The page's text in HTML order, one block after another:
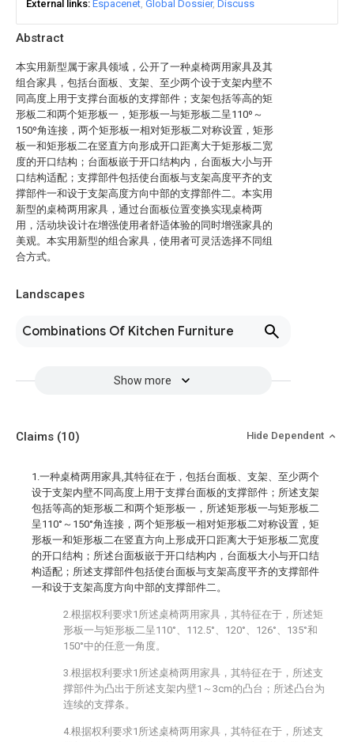
Abstract
本实用新型属于家具领域，公开了一种桌椅两用家具及其
组合家具，包括台面板、支架、至少两个设于支架内壁不
同高度上用于支撑台面板的支撑部件；支架包括等高的矩
形板二和两个矩形板一，矩形板一与矩形板二呈110º～
150º角连接，两个矩形板一相对矩形板二对称设置，矩形
板一和矩形板二在竖直方向形成开口距离大于矩形板二宽
度的开口结构；台面板嵌于开口结构内，台面板大小与开
口结构适配；支撑部件包括使台面板与支架高度平齐的支
撑部件一和设于支架高度方向中部的支撑部件二。本实用
新型的桌椅两用家具，通过台面板位置变换实现桌椅两
用，活动块设计在增强使用者舒适体验的同时增强家具的
美观。本实用新型的组合家具，使用者可灵活选择不同组
合方式。
Landscapes
Combinations Of Kitchen Furniture
Show more
External links Espacenet Global Dossier Discuss
Claims (10) Hide Dependent
1.一种桌椅两用家具,其特征在于，包括台面板、支架、至少两个
设于支架内壁不同高度上用于支撑台面板的支撑部件；所述支架
包括等高的矩形板二和两个矩形板一，所述矩形板一与矩形板二
呈110°～150°角连接，两个矩形板一相对矩形板二对称设置，矩
形板一和矩形板二在竖直方向上形成开口距离大于矩形板二宽度
的开口结构；所述台面板嵌于开口结构内，台面板大小与开口结
构适配；所述支撑部件包括使台面板与支架高度平齐的支撑部件
一和设于支架高度方向中部的支撑部件二。
2.根据权利要求1所述桌椅两用家具，其特征在于，所述矩
形板一与矩形板二呈110°、112.5°、120°、126°、135°和
150°中的任意一角度。
3.根据权利要求1所述桌椅两用家具，其特征在于，所述支
撑部件为凸出于所述支架内壁1～3cm的凸台；所述凸台为
连续的支撑条。
4.根据权利要求1所述桌椅两用家具，其特征在于，所述支